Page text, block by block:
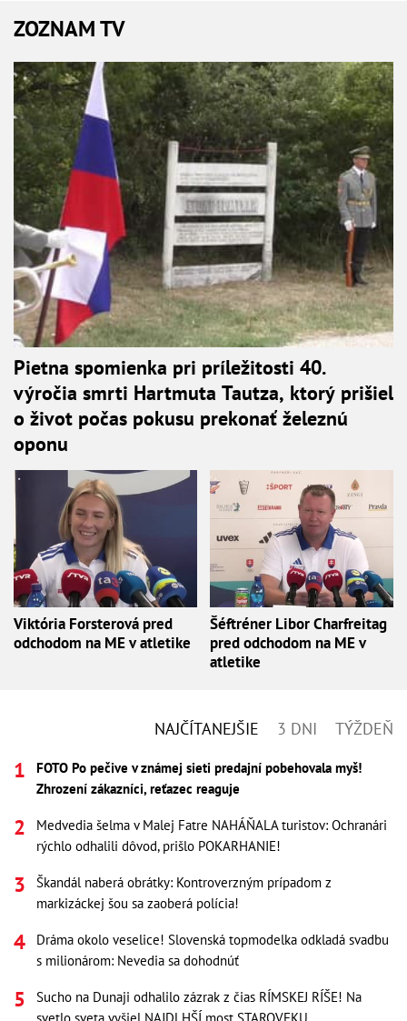
ZOZNAM TV
Pietna spomienka pri príležitosti 40.
výročia smrti Hartmuta Tautza, ktorý prišiel
o život počas pokusu prekonať železnú
oponu
Viktória Forsterová pred
odchodom na ME v atletike
Šéftréner Libor Charfreitag
pred odchodom na ME v
atletike
NAJČÍTANEJŠIE 3 DNI TÝŽDEŇ
FOTO Po pečive v známej sieti predajní pobehovala myš!
Zhrození zákazníci, reťazec reaguje
Medvedia šelma v Malej Fatre NAHÁŇALA turistov: Ochranári
rýchlo odhalili dôvod, prišlo POKARHANIE!
Škandál naberá obrátky: Kontroverzným prípadom z
markizáckej šou sa zaoberá polícia!
Dráma okolo veselice! Slovenská topmodelka odkladá svadbu
s milionárom: Nevedia sa dohodnúť
Sucho na Dunaji odhalilo zázrak z čias RÍMSKEJ RÍŠE! Na